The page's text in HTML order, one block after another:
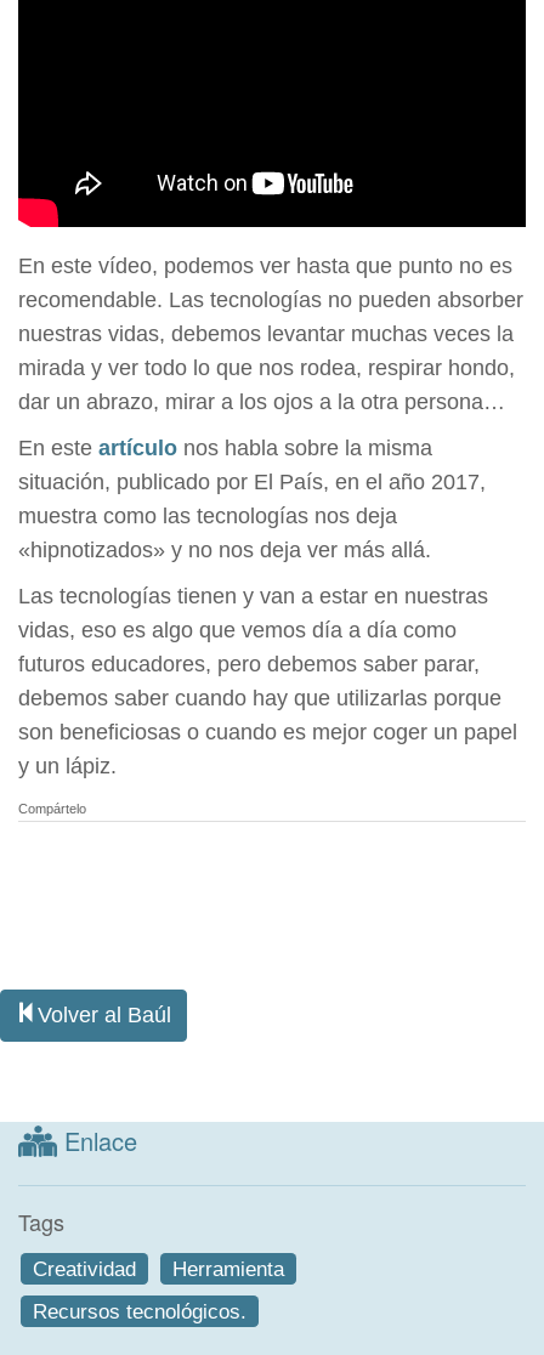
En este vídeo, podemos ver hasta que punto no es
recomendable. Las tecnologías no pueden absorber
nuestras vidas, debemos levantar muchas veces la
mirada y ver todo lo que nos rodea, respirar hondo,
dar un abrazo, mirar a los ojos a la otra persona…
En este artículo nos habla sobre la misma
situación, publicado por El País, en el año 2017,
muestra como las tecnologías nos deja
«hipnotizados» y no nos deja ver más allá.
Las tecnologías tienen y van a estar en nuestras
vidas, eso es algo que vemos día a día como
futuros educadores, pero debemos saber parar,
debemos saber cuando hay que utilizarlas porque
son beneficiosas o cuando es mejor coger un papel
y un lápiz.
Compártelo
Volver al Baúl
Enlace
Tags
Creatividad
Herramienta
Recursos tecnológicos.